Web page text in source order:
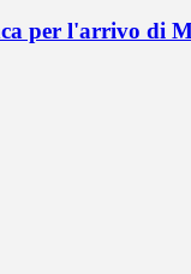
per l'arrivo di